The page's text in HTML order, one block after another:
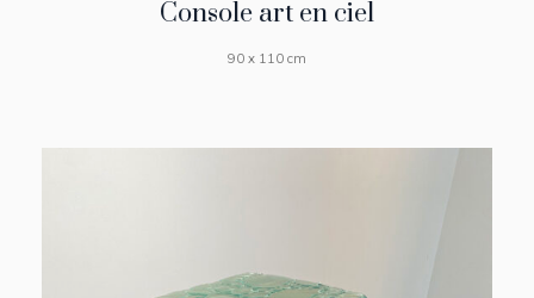
Console art en ciel
90 x 110 cm